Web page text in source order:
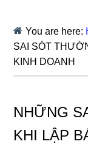
You are here:
SAI SÓT
KINH DOANH
NHỮNG
KHI LẬP